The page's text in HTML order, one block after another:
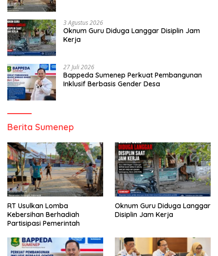
3 Agustus 2026
Oknum Guru Diduga Langgar Disiplin Jam
Kerja
27 Juli 2026
Bappeda Sumenep Perkuat Pembangunan
Inklusif Berbasis Gender Desa
Berita Sumenep
RT Usulkan Lomba
Kebersihan Berhadiah
Partisipasi Pemerintah
Oknum Guru Diduga Langgar
Disiplin Jam Kerja